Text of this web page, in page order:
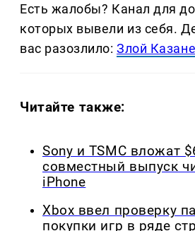
Есть жалобы? Канал для
которых вывели из себя.
вас разозлило:Злой
Читайте также:
Sony и TSMC вложат
совместный выпуск
iPhone
Xbox ввел проверку
покупки игр в ряде